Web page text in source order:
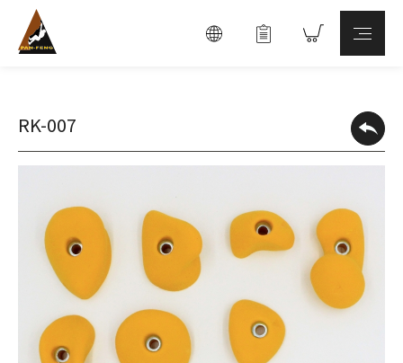
RK-007